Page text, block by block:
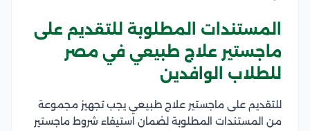
المستندات المطلوبة للتقديم على
ماجستير علاج طبيعي في مصر
للطلاب الوافدين
للتقديم على ماجستير علاج طبيعي يجب تجهيز مجموعة
من المستندات المطلوبة لضمان استيفاء شروط ماجستير